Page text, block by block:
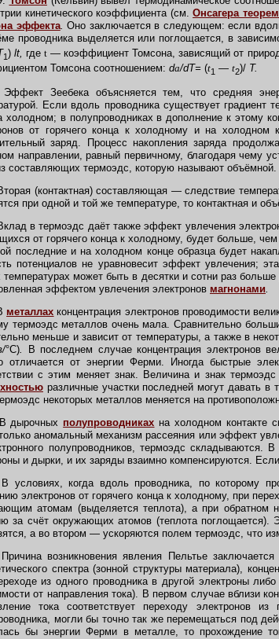
кинетического коэффициента (см.Онсагера
эффекта. Оно заключается в следующем: если
проводника выделяется или поглощается, в
1)lt, гдеt — коэффициент Томсона, зависящий от
Томсона соотношением: da/dT= (t1 — t2)/ Т.
Зеебека объясняется тем, что средняя
Если вдоль проводника существует градиент
холодном; в полупроводниках в дополнение к этому
от горячего конца к холодному и на холодном
заряд. Процесс накопления заряда
направлении, равный первичному, благодаря чему
составляющих термоэдс, которую называют объёмной.
(контактная) составляющая — следствие
при одной и той же температуре, то контактная и
в термоэдс даёт также эффект увлечения
от горячего конца к холодному, будет больше,
последние и на холодном конце образца будет
потенциалов не уравновесит эффект увлечения;
температурах может быть в десятки и сотни раз
эффектом увлечения электронов магнонами.
металлах концентрация электронов проводимости
термоэдс металлов очень мала. Сравнительно
меньше и зависит от температуры, а также в
°С).
В последнем случае концентрация электронов
отличается от энергии Ферми. Иногда быстрые
с этим меняет знак. Величина и знак
различные участки последней могут давать
некоторых металлов меняется на
дырочных полупроводниках на холодном контакте
аномальный механизм рассеяния или эффект
полупроводников, термоэдс
и дырки, и их заряды взаимно компенсируются.
условиях, когда вдоль проводника, по которому
электронов от горячего конца к холодному, при
атомам (выделяется теплота), а при обратном
за счёт окружающих атомов (теплота
а во втором — ускоряются полем термоэдс, что
возникновения явления Пельтье
спектра (зонной структуры материала),
из одного проводника в другой электроны
от направления тока). В первом случае вблизи
тока соответствует переходу электронов
могли бы точно так же перемещаться под
бы энергии Ферми в металле, то прохождение